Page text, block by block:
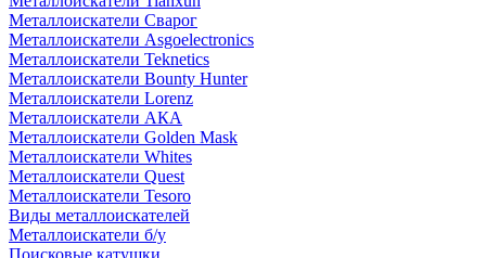
Металлоискатели Сварог
Металлоискатели Asgoelectronics
Металлоискатели Teknetics
Металлоискатели Bounty Hunter
Металлоискатели Lorenz
Металлоискатели АКА
Металлоискатели Golden Mask
Металлоискатели Whites
Металлоискатели Quest
Металлоискатели Tesoro
Виды металлоискателей
Металлоискатели б/у
Поисковые катушки